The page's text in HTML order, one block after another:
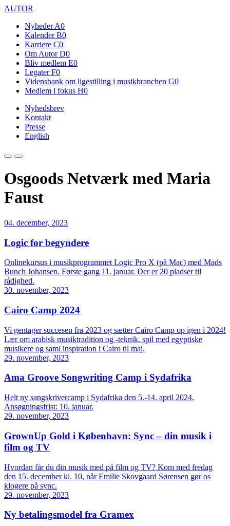
AUTOR
Nyheder A0
Kalender B0
Karriere C0
Om Autor D0
Bliv medlem E0
Legater F0
Vidensbank om ligestilling i musikbranchen G0
Medlem i fokus H0
Nyhedsbrev
Kontakt
Presse
English
Osgoods Netværk med Maria
Faust
04. december, 2023
Logic for begyndere
Onlinekursus i musikprogrammet Logic Pro X (på Mac) med Mads
Bunch Johansen. Første gang 11. januar. Der er 20 pladser til
rådighed.
30. november, 2023
Cairo Camp 2024
Vi gentager succesen fra 2023 og sætter Cairo Camp op igen i 2024!
Lær om arabisk musiktradition og -teknik, spil med egyptiske
musikere og saml inspiration i Cairo til maj.
29. november, 2023
Ama Groove Songwriting Camp i Sydafrika
Helt ny sangskrivercamp i Sydafrika den 5.-14. april 2024.
Ansøgningsfrist: 10. januar.
29. november, 2023
GrownUp Gold i København: Sync – din musik i
film og TV
Hvordan får du din musik med på film og TV? Kom med fredag
den 15. december kl. 10, når Emilie Skovgaard Sørensen gør os
klogere på sync.
29. november, 2023
Ny betalingsmodel fra Gramex